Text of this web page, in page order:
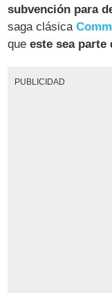
subvención para
saga clásica
queeste sea parte
PUBLICIDAD